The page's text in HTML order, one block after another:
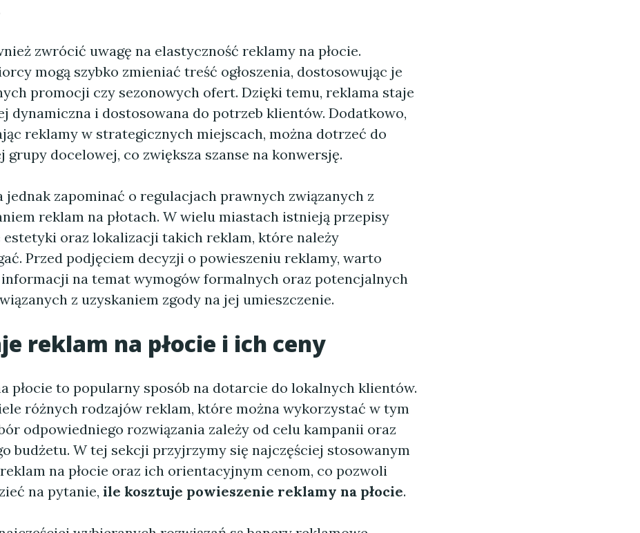
zwrócić uwagę na elastyczność reklamy na płocie.
mogą szybko zmieniać treść ogłoszenia, dostosowując je
promocji czy sezonowych ofert. Dzięki temu, reklama staje
dynamiczna i dostosowana do potrzeb klientów. Dodatkowo,
reklamy w strategicznych miejscach, można dotrzeć do
grupy docelowej, co zwiększa szanse na konwersję.
jednak zapominać o regulacjach prawnych związanych z
reklam na płotach. W wielu miastach istnieją przepisy
estetyki oraz lokalizacji takich reklam, które należy
Przed podjęciem decyzji o powieszeniu reklamy, warto
informacji na temat wymogów formalnych oraz potencjalnych
z uzyskaniem zgody na jej umieszczenie.
reklam na płocie i ich ceny
płocie to popularny sposób na dotarcie do lokalnych klientów.
różnych rodzajów reklam, które można wykorzystać w tym
odpowiedniego rozwiązania zależy od celu kampanii oraz
budżetu. W tej sekcji przyjrzymy się najczęściej stosowanym
na płocie oraz ich orientacyjnym cenom, co pozwoli
na pytanie, ile kosztuje powieszenie reklamy na płocie.